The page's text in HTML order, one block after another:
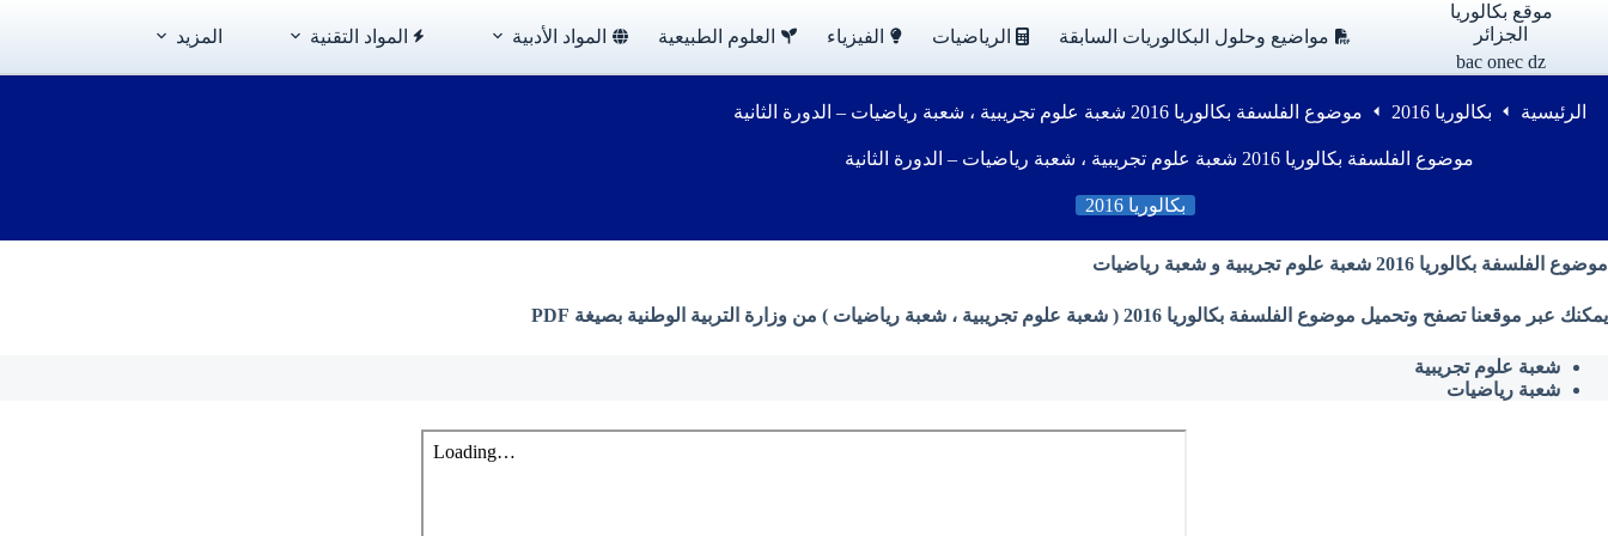
موقع بكالوريا
الجزائر
bac onec dz
مواضيع وحلول البكالوريات السابقة الرياضيات الفيزياء العلوم الطبيعية المواد الأدبية المواد التقنية المزيد
الرئيسية بكالوريا 2016 موضوع الفلسفة بكالوريا 2016 شعبة علوم تجريبية ، شعبة رياضيات – الدورة الثانية
موضوع الفلسفة بكالوريا 2016 شعبة علوم تجريبية ، شعبة رياضيات – الدورة الثانية
بكالوريا 2016
موضوع الفلسفة بكالوريا 2016 شعبة علوم تجريبية و شعبة رياضيات
يمكنك عبر موقعنا تصفح وتحميل موضوع الفلسفة بكالوريا 2016 ( شعبة علوم تجريبية ، شعبة رياضيات ) من وزارة التربية الوطنية بصيغة PDF
شعبة علوم تجريبية
شعبة رياضيات